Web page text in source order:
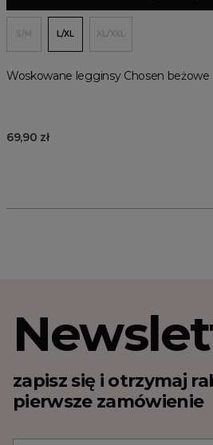
S/M L/XL XL/XXL
Woskowane legginsy Chosen beżowe
69,90 zł
zapisz się i otrzymaj
pierwsze zamówienie